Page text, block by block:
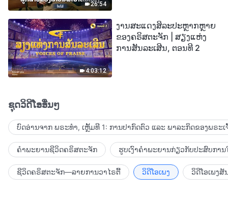
26:54
4:03:12
ງານສະແດງສິລະປະຫຼາກຫຼາຍ
ຂອງຄຣິສຕະຈັກ | ສຽງແຫ່ງ
ການສັນລະເສີນ, ຕອນທີ 2
ຊຸດວິດີໂອອື່ນໆ
ບົດອ່ານຈາກ ພຣະທຳ, ເຫຼັ້ມທີ 1: ການປາກົດຕົວ ແລະ ພາລະກິດຂອງພຣະເ
ຄຳພະຍານຊີວິດຄຣິສຕະຈັກ ຮູບເງົາຄຳພະຍານກ່ຽວກັບປະສົບກາ
ຊີວິດຄຣິສຕະຈັກ—ລາຍການວາໄຣຕີ້ ວິດີໂອເພງ ວິດີໂອເພງສັ